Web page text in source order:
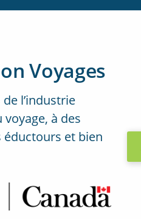
Voyages
l’industrie
à des
et bien